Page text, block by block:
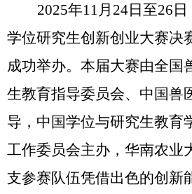
2025年11 月 24日至26
学位研究生创新创业大赛决
成功举办。本届大赛由全国
生教育指导委员会、中国兽
导，中国学位与研究生教育
工作委员会主办，华南农业
支参赛队伍凭借出色的创新